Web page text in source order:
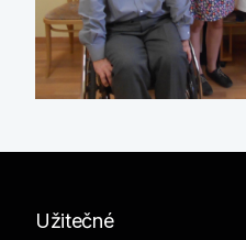
Užitečné